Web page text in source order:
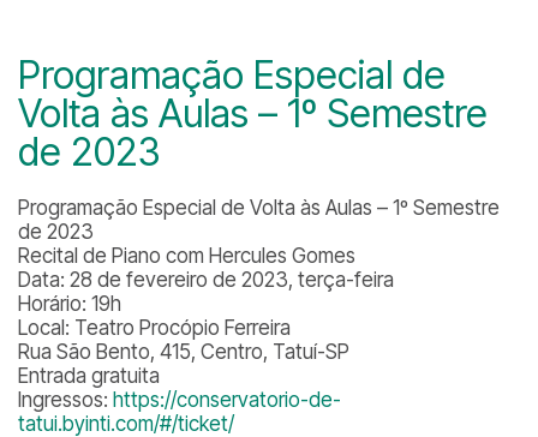
Programação Especial de
Volta às Aulas – 1º Semestre
de 2023
Programação Especial de Volta às Aulas – 1º Semestre
de 2023
Recital de Piano com Hercules Gomes
Data: 28 de fevereiro de 2023, terça-feira
Horário: 19h
Local: Teatro Procópio Ferreira
Rua São Bento, 415, Centro, Tatuí-SP
Entrada gratuita
Ingressos: https://conservatorio-de-
tatui.byinti.com/#/ticket/